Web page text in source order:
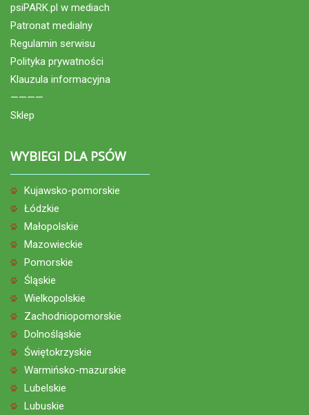
psiPARK.pl w mediach
Patronat medialny
Regulamin serwisu
Polityka prywatności
Klauzula informacyjna
————
Sklep
WYBIEGI DLA PSÓW
Kujawsko-pomorskie
Łódzkie
Małopolskie
Mazowieckie
Pomorskie
Śląskie
Wielkopolskie
Zachodniopomorskie
Dolnośląskie
Świętokrzyskie
Warmińsko-mazurskie
Lubelskie
Lubuskie